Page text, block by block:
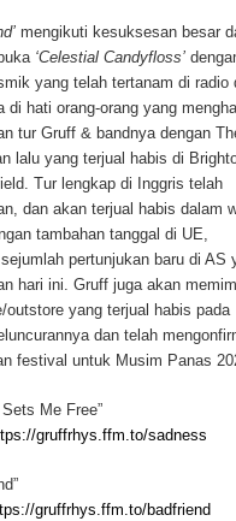
mengikuti kesuksesan besar
‘Celestial Candyfloss’
yang telah tertanam di radio
di hati orang-orang yang
tur Gruff & bandnya dengan
lalu yang terjual habis di
Tur lengkap di Inggris telah
dan akan terjual habis dalam
tambahan tanggal di UE,
pertunjukan baru di AS
hari ini. Gruff juga akan
outstore yang terjual habis pada
dan telah
festival untuk Musim Panas
Me Free”
gruffrhys.ffm.to/sadness
gruffrhys.ffm.to/badfriend